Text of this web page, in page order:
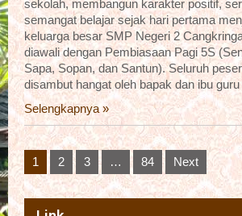
sekolah, membangun karakter positif,
semangat belajar sejak hari pertama
keluarga besar SMP Negeri 2
diawali dengan Pembiasaan Pagi 5S
Sapa, Sopan, dan Santun). Seluruh
disambut hangat oleh bapak dan ibu
Selengkapnya »
Posts
pagination
1 2 3 … 84 Next